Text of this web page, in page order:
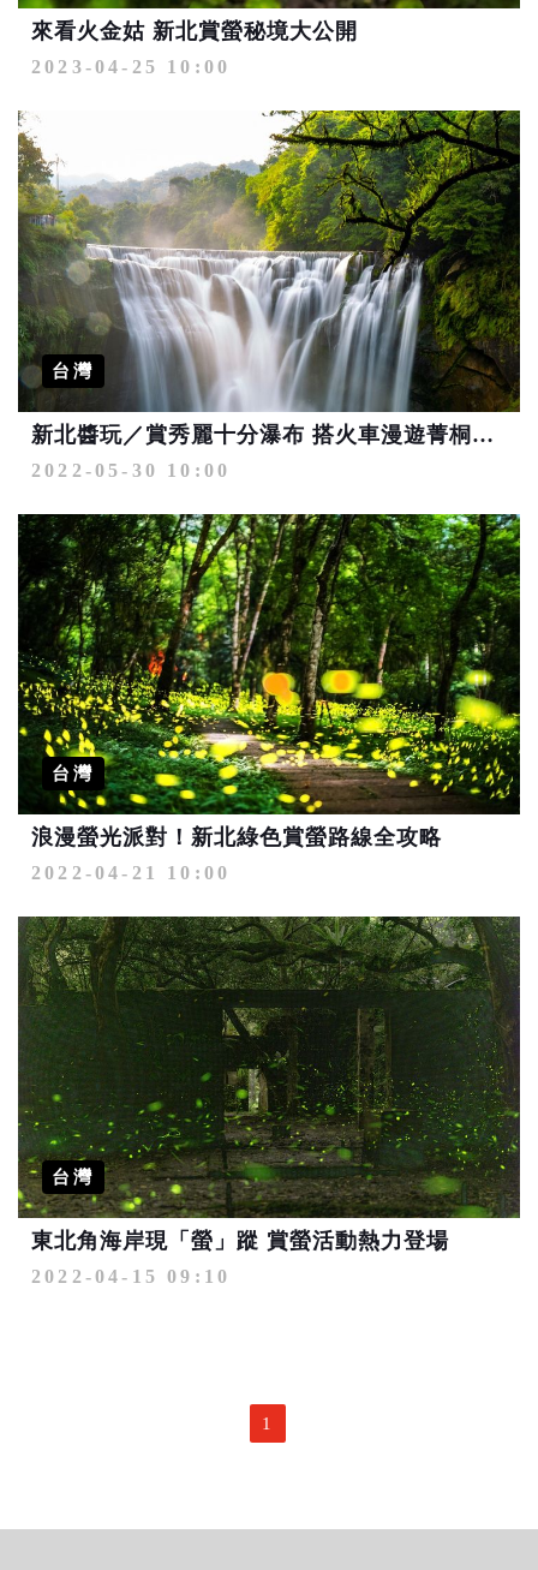
來看火金姑 新北賞螢秘境大公開
2023-04-25 10:00
台灣
新北醬玩／賞秀麗十分瀑布 搭火車漫遊菁桐老街
2022-05-30 10:00
台灣
浪漫螢光派對！新北綠色賞螢路線全攻略
2022-04-21 10:00
台灣
東北角海岸現「螢」蹤 賞螢活動熱力登場
2022-04-15 09:10
1